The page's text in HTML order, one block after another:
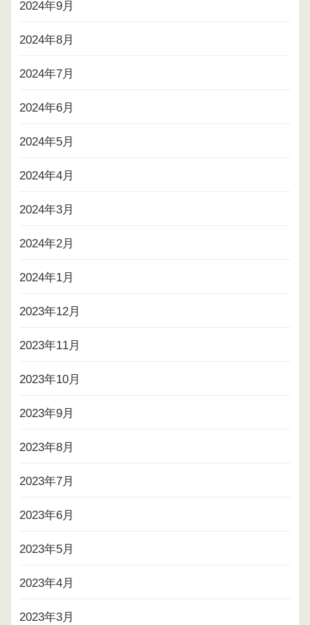
2024年9月
2024年8月
2024年7月
2024年6月
2024年5月
2024年4月
2024年3月
2024年2月
2024年1月
2023年12月
2023年11月
2023年10月
2023年9月
2023年8月
2023年7月
2023年6月
2023年5月
2023年4月
2023年3月